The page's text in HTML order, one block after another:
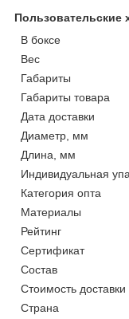
Пользовательские
В боксе
Вес
Габариты
Габариты товара
Дата доставки
Диаметр, мм
Длина, мм
Индивидуальная
Категория опта
Материалы
Рейтинг
Сертификат
Состав
Стоимость
Страна